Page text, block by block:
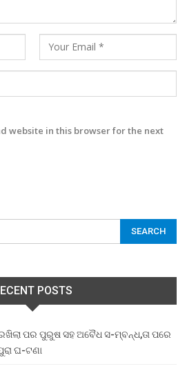
website in this browser for the next
POSTS
ପର ପୁରୁଷ ସହ ଅବୈଧ ସ-ମ୍ବନ୍ଧ,ତା ପରେ
ଘ-ଟଣା